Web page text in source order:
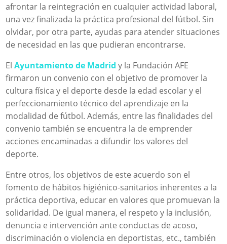
afrontar la reintegración en cualquier actividad laboral,
una vez finalizada la práctica profesional del fútbol. Sin
olvidar, por otra parte, ayudas para atender situaciones
de necesidad en las que pudieran encontrarse.
ElAyuntamiento de Madrid y la Fundación AFE
firmaron un convenio con el objetivo de promover la
cultura física y el deporte desde la edad escolar y el
perfeccionamiento técnico del aprendizaje en la
modalidad de fútbol. Además, entre las finalidades del
convenio también se encuentra la de emprender
acciones encaminadas a difundir los valores del
deporte.
Entre otros, los objetivos de este acuerdo son el
fomento de hábitos higiénico-sanitarios inherentes a la
práctica deportiva, educar en valores que promuevan la
solidaridad. De igual manera, el respeto y la inclusión,
denuncia e intervención ante conductas de acoso,
discriminación o violencia en deportistas, etc., también